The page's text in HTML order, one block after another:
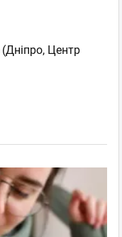
(Дніпро, Центр